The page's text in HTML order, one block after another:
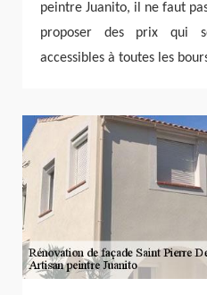
peintre Juanito, il ne faut
proposer des prix qui
accessibles à toutes les